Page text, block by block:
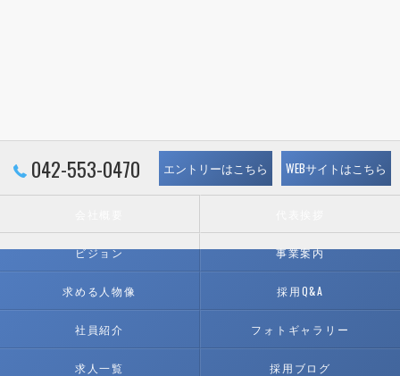
042-553-0470 エントリーはこちら WEBサイトはこちら
ビジョン 事業案内
求める人物像 採用Q&A
社員紹介 フォトギャラリー
求人一覧 採用ブログ